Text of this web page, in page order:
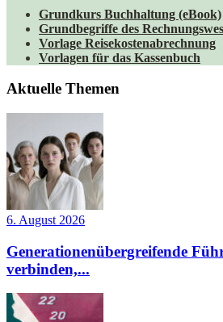
Grundkurs Buchhaltung (eBook)
Grundbegriffe des
Vorlage Reisekostenabrechnung
Vorlagen für das Kassenbuch
Aktuelle Themen
6. August 2026
Generationenübergreifende
verbinden,...